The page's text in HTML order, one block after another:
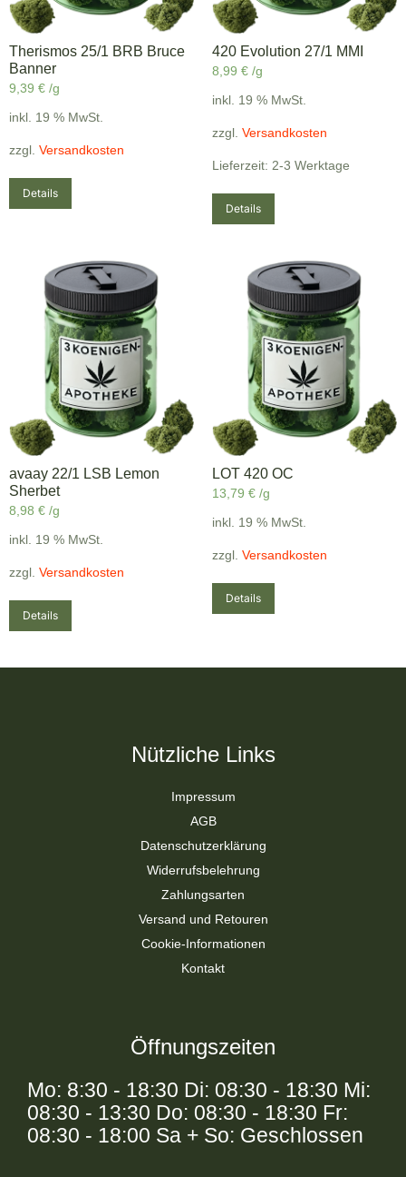
Therismos 25/1 BRB Bruce
Banner
9,39 € /g
inkl. 19 % MwSt.
zzgl. Versandkosten
Details
420 Evolution 27/1 MMI
8,99 € /g
inkl. 19 % MwSt.
zzgl. Versandkosten
Lieferzeit: 2-3 Werktage
Details
avaay 22/1 LSB Lemon
Sherbet
8,98 € /g
inkl. 19 % MwSt.
zzgl. Versandkosten
Details
LOT 420 OC
13,79 € /g
inkl. 19 % MwSt.
zzgl. Versandkosten
Details
Nützliche Links
Impressum
AGB
Datenschutzerklärung
Widerrufsbelehrung
Zahlungsarten
Versand und Retouren
Cookie-Informationen
Kontakt
Öffnungszeiten
Mo: 8:30 - 18:30 Di: 08:30 - 18:30 Mi:
08:30 - 13:30 Do: 08:30 - 18:30 Fr:
08:30 - 18:00 Sa + So: Geschlossen